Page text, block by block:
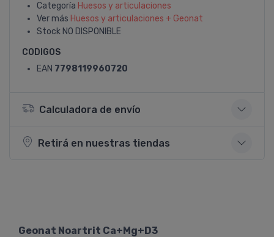
Categoría Huesos y articulaciones
Ver más Huesos y articulaciones + Geonat
Stock NO DISPONIBLE
CODIGOS
EAN 7798119960720
Calculadora de envío
Retirá en nuestras tiendas
Geonat Noartrit Ca+Mg+D3